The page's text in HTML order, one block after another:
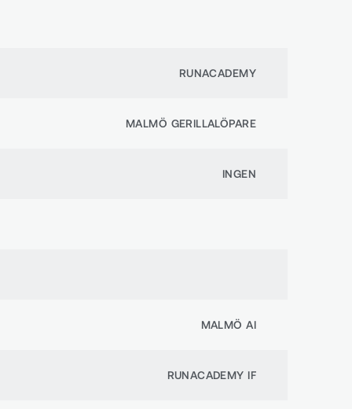
RUNACADEMY
MALMÖ GERILLALÖPARE
INGEN
MALMÖ AI
RUNACADEMY IF